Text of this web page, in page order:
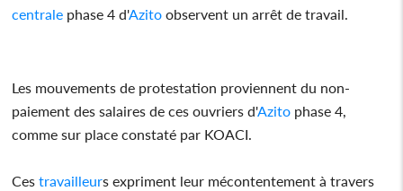
centrale phase 4 d'Azito observent un arrêt de travail.
Les mouvements de protestation proviennent du non-
paiement des salaires de ces ouvriers d'Azito phase 4,
comme sur place constaté par KOACI.
Cestravailleurs expriment leur mécontentement à travers